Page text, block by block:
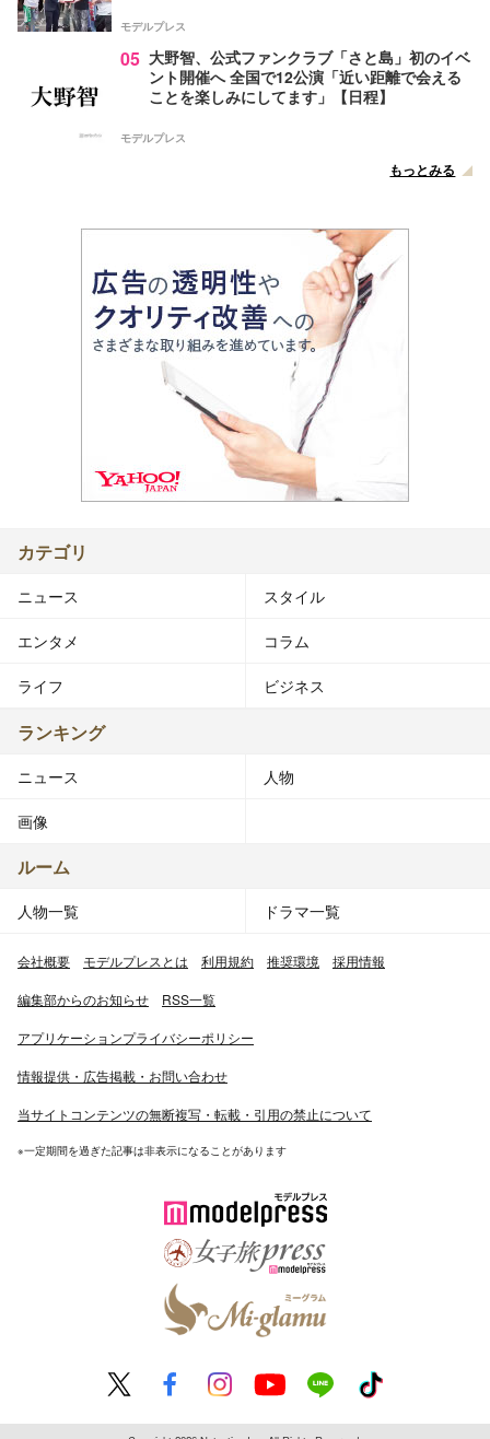
モデルプレス
05 大野智、公式ファンクラブ「さと島」初のイベ
ント開催へ 全国で12公演「近い距離で会える
ことを楽しみにしてます」【日程】
モデルプレス
もっとみる
カテゴリ
ニュース スタイル
エンタメ コラム
ライフ ビジネス
ランキング
ニュース 人物
画像
ルーム
人物一覧 ドラマ一覧
会社概要 モデルプレスとは 利用規約 推奨環境 採用情報
編集部からのお知らせ RSS一覧
アプリケーションプライバシーポリシー
情報提供・広告掲載・お問い合わせ
当サイトコンテンツの無断複写・転載・引用の禁止について
※一定期間を過ぎた記事は非表示になることがあります